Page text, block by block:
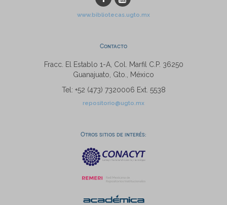
www.bibliotecas.ugto.mx
Contacto
Fracc. El Establo 1-A, Col. Marfil C.P. 36250
Guanajuato, Gto., México
Tel: +52 (473) 7320006 Ext. 5538
repositorio@ugto.mx
Otros sitios de interés: